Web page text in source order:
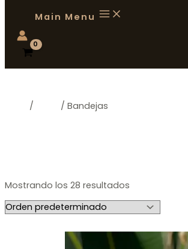
Main Menu
/ / Bandejas
Mostrando los 28 resultados